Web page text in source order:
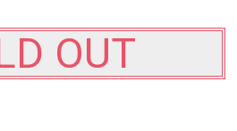
OUT